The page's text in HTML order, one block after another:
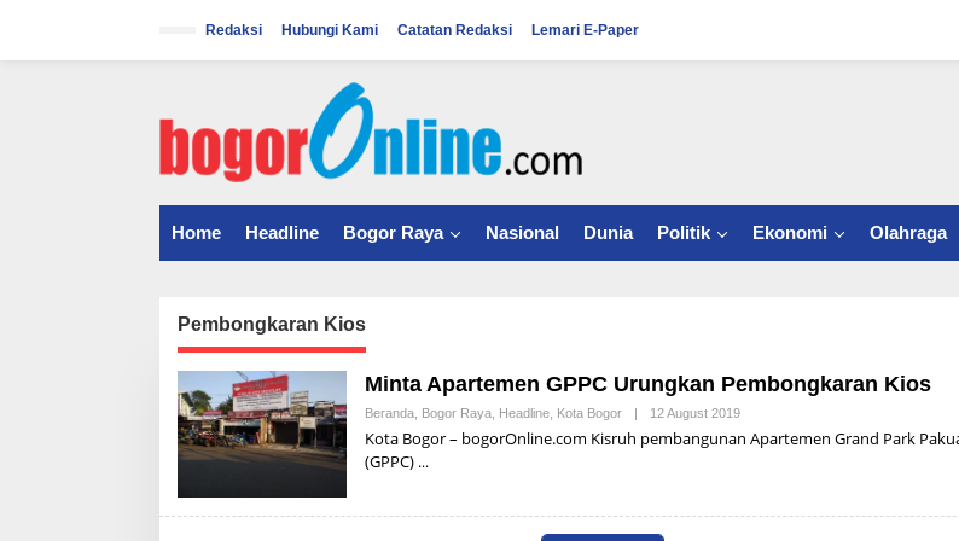
i
Redaksi Hubungi Kami Catatan Redaksi Lemari E-Paper
Home Headline Bogor Raya Nasional Dunia Politik Ekonomi Olahraga
Pembongkaran Kios
Minta Apartemen GPPC Urungkan Pembongkaran Kios
Beranda Bogor Raya Headline Kota Bogor | 12 August 2019
R
N
Kota Bogor – bogorOnline.com Kisruh pembangunan Apartemen Grand Park
(GPPC)